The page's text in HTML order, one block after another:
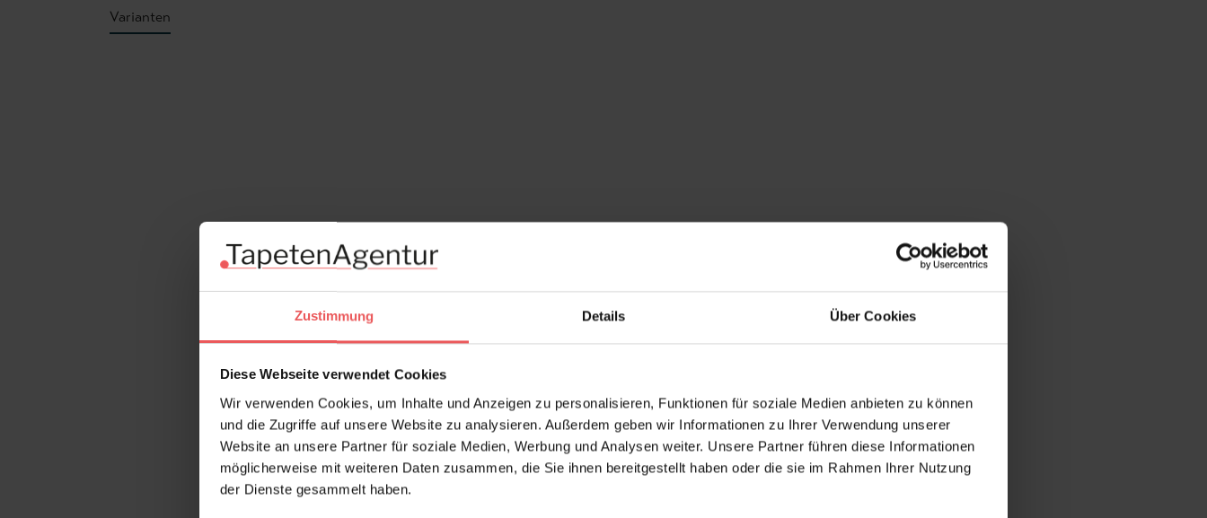
Zustimmung Details Über Cookies
Diese Webseite verwendet Cookies
Wir verwenden Cookies, um Inhalte und Anzeigen zu personalisieren, Funktionen für soziale Medien anbieten zu können
und die Zugriffe auf unsere Website zu analysieren. Außerdem geben wir Informationen zu Ihrer Verwendung unserer
Website an unsere Partner für soziale Medien, Werbung und Analysen weiter. Unsere Partner führen diese Informationen
möglicherweise mit weiteren Daten zusammen, die Sie ihnen bereitgestellt haben oder die sie im Rahmen Ihrer Nutzung
der Dienste gesammelt haben.
Varianten